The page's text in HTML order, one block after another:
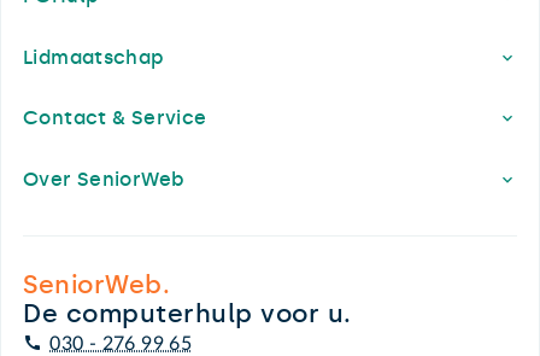
Lidmaatschap
Contact & Service
Over SeniorWeb
SeniorWeb.
De computerhulp voor u.
030 - 276 99 65